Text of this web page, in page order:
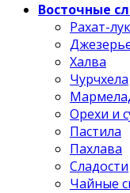
Восточные
Рахат-
Халва
Чурчхела
Орехи и
Пастила
Пахлава
Сладости
Чайные